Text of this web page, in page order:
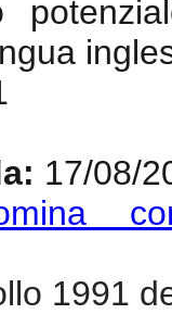
17/08/
1991